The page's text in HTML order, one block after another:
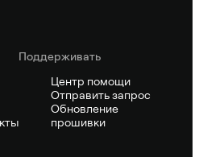
Поддерживать
Центр помощи
Отправить запрос
Обновление
прошивки